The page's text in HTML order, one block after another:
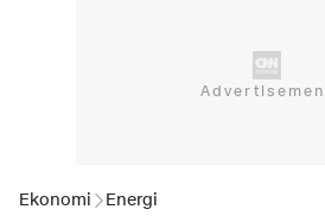
Ekonomi Energi